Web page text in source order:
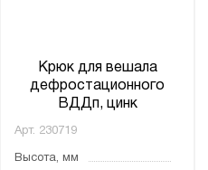
Крюк для вешала
дефростационного
ВДДп, цинк
Арт. 230719
Высота, мм